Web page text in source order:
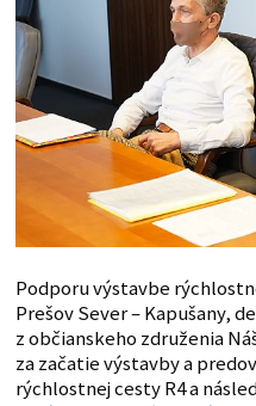
Podporu výstavbe
Prešov Sever – Kapušany,
z občianskeho združenia
za začatie výstavby a
rýchlostnej cesty R4 a